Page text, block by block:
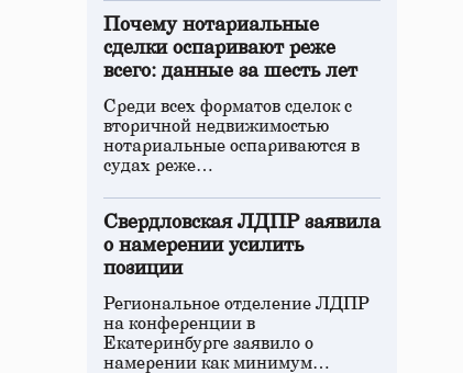
Почему нотариальные
сделки оспаривают реже
всего: данные за шесть лет
Среди всех форматов сделок с
вторичной недвижимостью
нотариальные оспариваются в
судах реже…
Свердловская ЛДПР заявила
о намерении усилить
позиции
Региональное отделение ЛДПР
на конференции в
Екатеринбурге заявило о
намерении как минимум…